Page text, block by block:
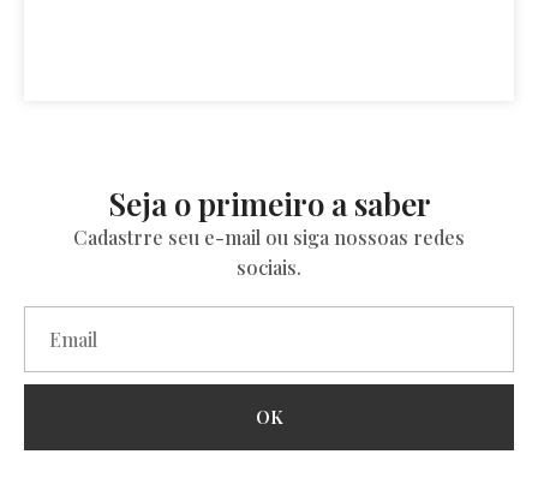
Seja o primeiro a saber
Cadastrre seu e-mail ou siga nossoas redes
sociais.
OK